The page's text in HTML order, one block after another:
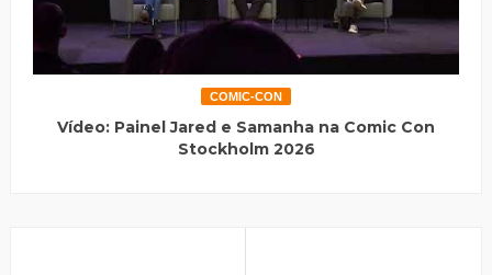
COMIC-CON
Vídeo: Painel Jared e Samanha na Comic Con
Stockholm 2026